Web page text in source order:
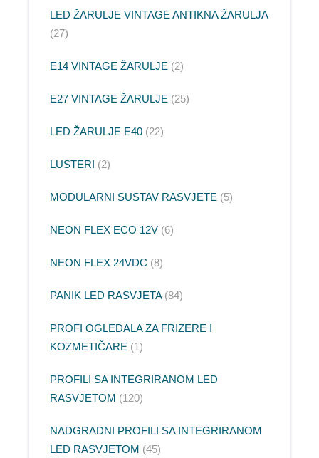
LED ŽARULJE VINTAGE ANTIKNA ŽARULJA
27
E14 VINTAGE ŽARULJE 2
E27 VINTAGE ŽARULJE 25
LED ŽARULJE E40 22
LUSTERI 2
MODULARNI SUSTAV RASVJETE 5
NEON FLEX ECO 12V 6
NEON FLEX 24VDC 8
PANIK LED RASVJETA 84
PROFI OGLEDALA ZA FRIZERE I
KOZMETIČARE
1
PROFILI SA INTEGRIRANOM LED
RASVJETOM
120
NADGRADNI PROFILI SA INTEGRIRANOM
LED RASVJETOM
45